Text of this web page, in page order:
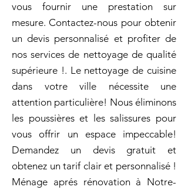
vous fournir une prestation sur
mesure. Contactez-nous pour obtenir
un devis personnalisé et profiter de
nos services de nettoyage de qualité
supérieure !. Le nettoyage de cuisine
dans votre ville nécessite une
attention particulière! Nous éliminons
les poussières et les salissures pour
vous offrir un espace impeccable!
Demandez un devis gratuit et
obtenez un tarif clair et personnalisé !
Ménage aprés rénovation à Notre-